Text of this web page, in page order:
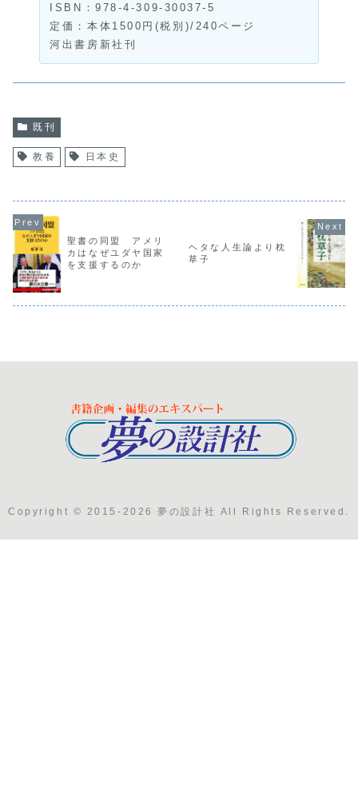
ISBN：978-4-309-30037-5
定価：本体1500円(税別)/240ページ
河出書房新社刊
既刊
教養 日本史
聖書の同盟 アメリ
カはなぜユダヤ国家
を支援するのか
ヘタな人生論より枕
草子
Copyright © 2015-2026 夢の設計社 All Rights Reserved.